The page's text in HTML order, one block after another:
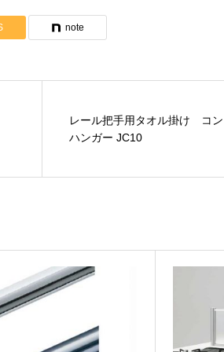
物は見積依頼シートや図面を添付してください。
note
レール把手用タオル掛け コ
ハンガー JC10